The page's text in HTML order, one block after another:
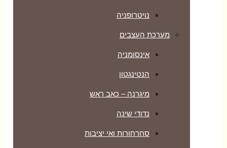
נויטרופניה
מערכת העצבים
אינסומניה
הנטינגטון
מיגרנה – כאב ראש
נדודי שינה
סחרחורות ואי יציבות